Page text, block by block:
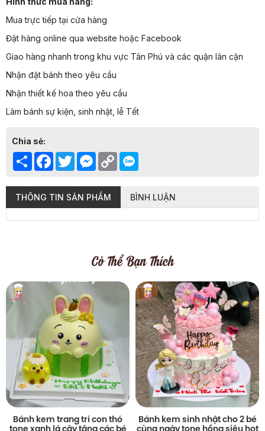
Mua trực tiếp tại cửa hàng
Đặt hàng online qua website hoặc Facebook
Giao hàng nhanh trong khu vực Tân Phú và các quận lân cận
Nhận đặt bánh theo yêu cầu
Nhận thiết kế hoa theo yêu cầu
Làm bánh sự kiện, sinh nhật, lễ Tết
Chia sẻ:
Share Facebook
TwitterMessenger
Copy
Link
THÔNG TIN SẢN PHẨM BÌNH LUẬN
Có Thể Bạn Thích
Bánh kem trang trí con thỏ
Bánh kem sinh nhật cho 2 bé